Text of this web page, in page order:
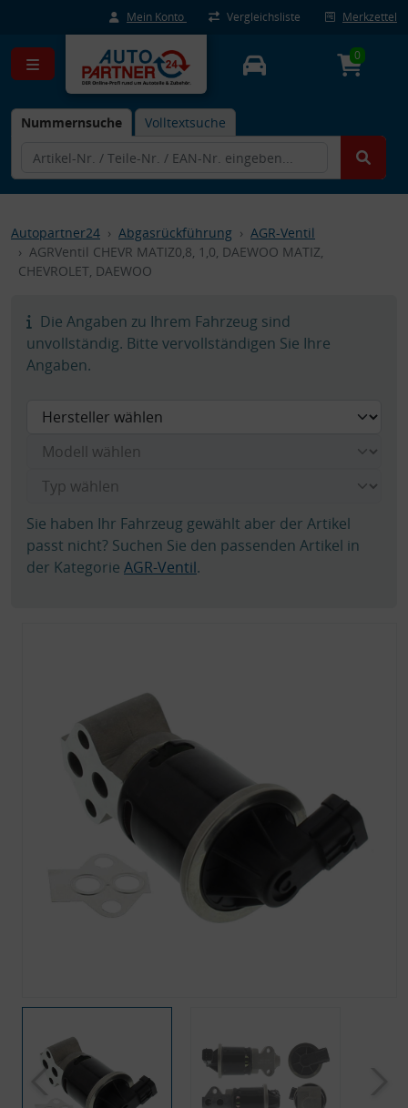
Mein Konto Vergleichsliste Merkzettel
Nummernsuche Volltextsuche
0
Autopartner24 Abgasrückführung
AGR-Ventil
AGRVentil CHEVR MATIZ0,8, 1,0, DAEWOO MATIZ,
CHEVROLET, DAEWOO
Die Angaben zu Ihrem Fahrzeug sind
unvollständig. Bitte vervollständigen Sie Ihre
Angaben.
Sie haben Ihr Fahrzeug gewählt aber der Artikel
passt nicht? Suchen Sie den passenden Artikel in
der Kategorie AGR-Ventil.